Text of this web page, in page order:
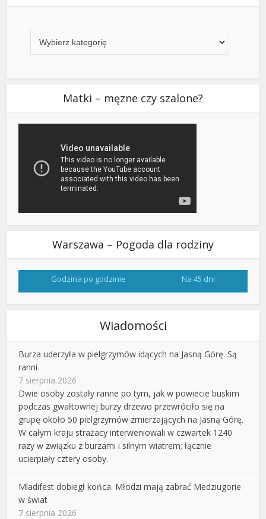
Matki – męzne czy szalone?
Warszawa – Pogoda dla rodziny
Godzina po godzinie Na 45 dni
Wiadomości
Burza uderzyła w pielgrzymów idących na Jasną Górę. Są
ranni
7 sierpnia 2026
Dwie osoby zostały ranne po tym, jak w powiecie buskim
podczas gwałtownej burzy drzewo przewróciło się na
grupę około 50 pielgrzymów zmierzających na Jasną Górę.
W całym kraju strażacy interweniowali w czwartek 1240
razy w związku z burzami i silnym wiatrem; łącznie
ucierpiały cztery osoby.
Mladifest dobiegł końca. Młodzi mają zabrać Medziugorie
w świat
7 sierpnia 2026